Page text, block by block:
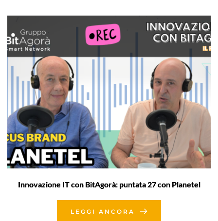
Innovazione IT con BitAgorà: puntata 27 con Planetel
LEGGI ANCORA